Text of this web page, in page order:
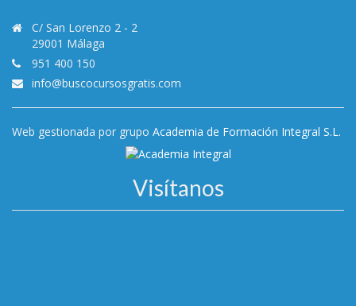
C/ San Lorenzo 2 - 2
29001 Málaga
951 400 150
info@buscocursosgratis.com
Web gestionada por grupo Academia de Formación Integral S.L.
Visítanos